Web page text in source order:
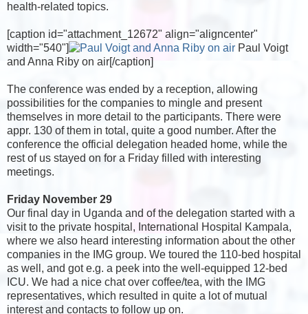
health-related topics.
[caption id="attachment_12672" align="aligncenter"
width="540"]
Paul Voigt
and Anna Riby on air[/caption]
The conference was ended by a reception, allowing
possibilities for the companies to mingle and present
themselves in more detail to the participants. There were
appr. 130 of them in total, quite a good number. After the
conference the official delegation headed home, while the
rest of us stayed on for a Friday filled with interesting
meetings.
Friday November 29
Our final day in Uganda and of the delegation started with a
visit to the private hospital, International Hospital Kampala,
where we also heard interesting information about the other
companies in the IMG group. We toured the 110-bed hospital
as well, and got e.g. a peek into the well-equipped 12-bed
ICU. We had a nice chat over coffee/tea, with the IMG
representatives, which resulted in quite a lot of mutual
interest and contacts to follow up on.